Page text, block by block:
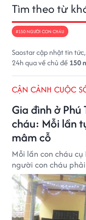
Tìm theo từ
#150 NGƯỜI CON CHÁU
Saostar cập nhật tin
24h qua về chủ đề150
Gia đình ở
cháu: Mỗi lần
mâm cỗ
CẬN CẢNH CUỘC
Mỗi lần con cháu
người con cháu